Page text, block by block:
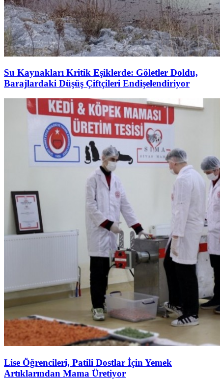
Su Kaynakları Kritik Eşiklerde: Göletler Doldu,
Barajlardaki Düşüş Çiftçileri Endişelendiriyor
Lise Öğrencileri, Patili Dostlar İçin Yemek
Artıklarından Mama Üretiyor